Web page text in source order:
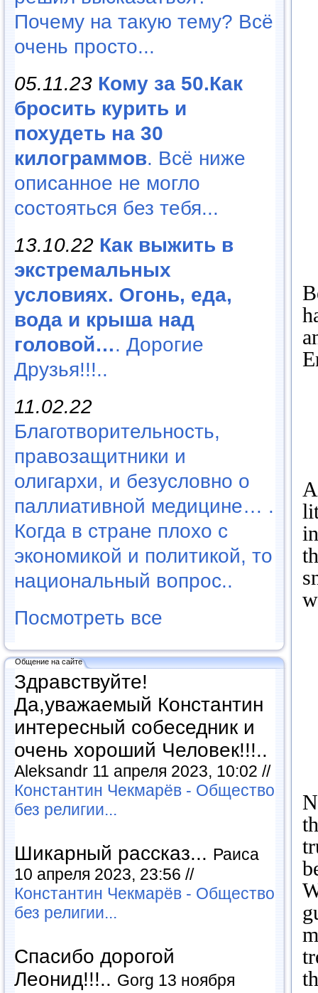
Почему на такую тему? Всё
очень просто...
05.11.23 Кому за 50.Как
бросить курить и
похудеть на 30
килограммов. Всё ниже
описанное не могло
состояться без тебя...
13.10.22 Как выжить в
экстремальных
условиях. Огонь, еда,
вода и крыша над
головой…. Дорогие
Друзья!!!..
11.02.22
Благотворительность,
правозащитники и
олигархи, и безусловно о
паллиативной медицине… .
Когда в стране плохо с
экономикой и политикой, то
национальный вопрос..
Посмотреть все
Общение на сайте
Здравствуйте!
Да,уважаемый Константин
интересный собеседник и
очень хороший Человек!!!..
Aleksandr 11 апреля 2023, 10:02 //
Константин Чекмарёв - Общество
без религии...
Шикарный рассказ... Раиса
10 апреля 2023, 23:56 //
Константин Чекмарёв - Общество
без религии...
Спасибо дорогой
Леонид!!!.. Gorg 13 ноября